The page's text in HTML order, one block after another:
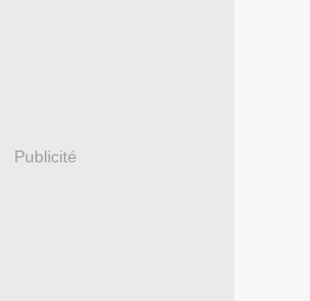
Publicité